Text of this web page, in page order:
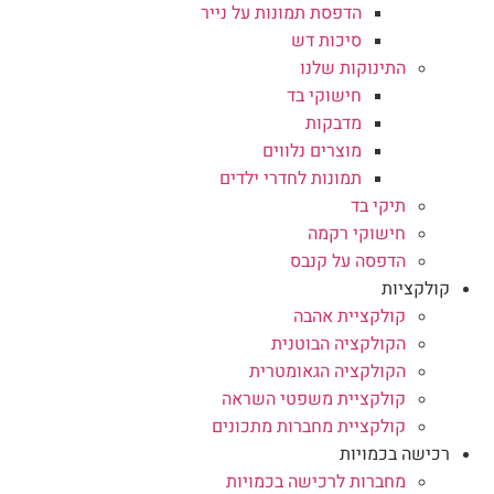
הדפסת תמונות על נייר
סיכות דש
התינוקות שלנו
חישוקי בד
מדבקות
מוצרים נלווים
תמונות לחדרי ילדים
תיקי בד
חישוקי רקמה
הדפסה על קנבס
קולקציות
קולקציית אהבה
הקולקציה הבוטנית
הקולקציה הגאומטרית
קולקציית משפטי השראה
קולקציית מחברות מתכונים
רכישה בכמויות
מחברות לרכישה בכמויות